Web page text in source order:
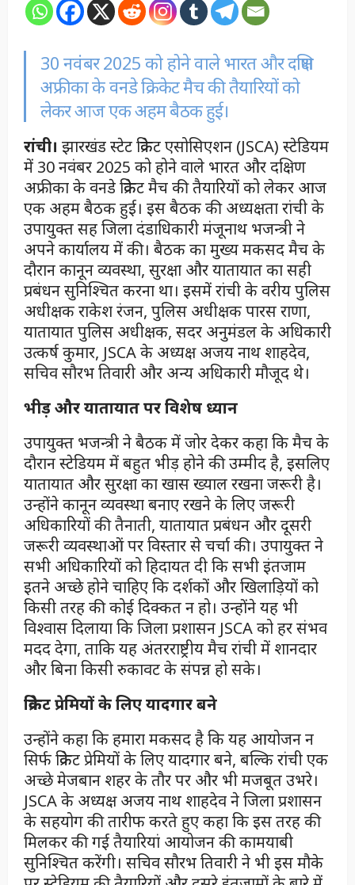
30 नवंबर 2025 को होने वाले भारत और दक्षिण
अफ्रीका के वनडे क्रिकेट मैच की तैयारियों को
लेकर आज एक अहम बैठक हुई।
रांची। झारखंड स्टेट क्रिकेट एसोसिएशन (JSCA) स्टेडियम
में 30 नवंबर 2025 को होने वाले भारत और दक्षिण
अफ्रीका के वनडे क्रिकेट मैच की तैयारियों को लेकर आज
एक अहम बैठक हुई। इस बैठक की अध्यक्षता रांची के
उपायुक्त सह जिला दंडाधिकारी मंजूनाथ भजन्त्री ने
अपने कार्यालय में की। बैठक का मुख्य मकसद मैच के
दौरान कानून व्यवस्था, सुरक्षा और यातायात का सही
प्रबंधन सुनिश्चित करना था। इसमें रांची के वरीय पुलिस
अधीक्षक राकेश रंजन, पुलिस अधीक्षक पारस राणा,
यातायात पुलिस अधीक्षक, सदर अनुमंडल के अधिकारी
उत्कर्ष कुमार, JSCA के अध्यक्ष अजय नाथ शाहदेव,
सचिव सौरभ तिवारी और अन्य अधिकारी मौजूद थे।
भीड़ और यातायात पर विशेष ध्यान
उपायुक्त भजन्त्री ने बैठक में जोर देकर कहा कि मैच के
दौरान स्टेडियम में बहुत भीड़ होने की उम्मीद है, इसलिए
यातायात और सुरक्षा का खास ख्याल रखना जरूरी है।
उन्होंने कानून व्यवस्था बनाए रखने के लिए जरूरी
अधिकारियों की तैनाती, यातायात प्रबंधन और दूसरी
जरूरी व्यवस्थाओं पर विस्तार से चर्चा की। उपायुक्त ने
सभी अधिकारियों को हिदायत दी कि सभी इंतजाम
इतने अच्छे होने चाहिए कि दर्शकों और खिलाड़ियों को
किसी तरह की कोई दिक्कत न हो। उन्होंने यह भी
विश्वास दिलाया कि जिला प्रशासन JSCA को हर संभव
मदद देगा, ताकि यह अंतरराष्ट्रीय मैच रांची में शानदार
और बिना किसी रुकावट के संपन्न हो सके।
क्रिकेट प्रेमियों के लिए यादगार बने
उन्होंने कहा कि हमारा मकसद है कि यह आयोजन न
सिर्फ क्रिकेट प्रेमियों के लिए यादगार बने, बल्कि रांची एक
अच्छे मेजबान शहर के तौर पर और भी मजबूत उभरे।
JSCA के अध्यक्ष अजय नाथ शाहदेव ने जिला प्रशासन
के सहयोग की तारीफ करते हुए कहा कि इस तरह की
मिलकर की गई तैयारियां आयोजन की कामयाबी
सुनिश्चित करेंगी। सचिव सौरभ तिवारी ने भी इस मौके